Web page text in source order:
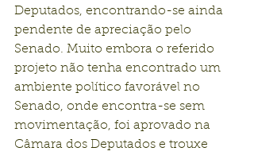
Deputados, encontrando-se ainda
pendente de apreciação pelo
Senado. Muito embora o referido
projeto não tenha encontrado um
ambiente político favorável no
Senado, onde encontra-se sem
movimentação, foi aprovado na
Câmara dos Deputados e trouxe